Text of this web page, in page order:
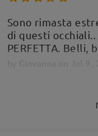
Sono rimasta
di questi
PERFETTA. Belli,